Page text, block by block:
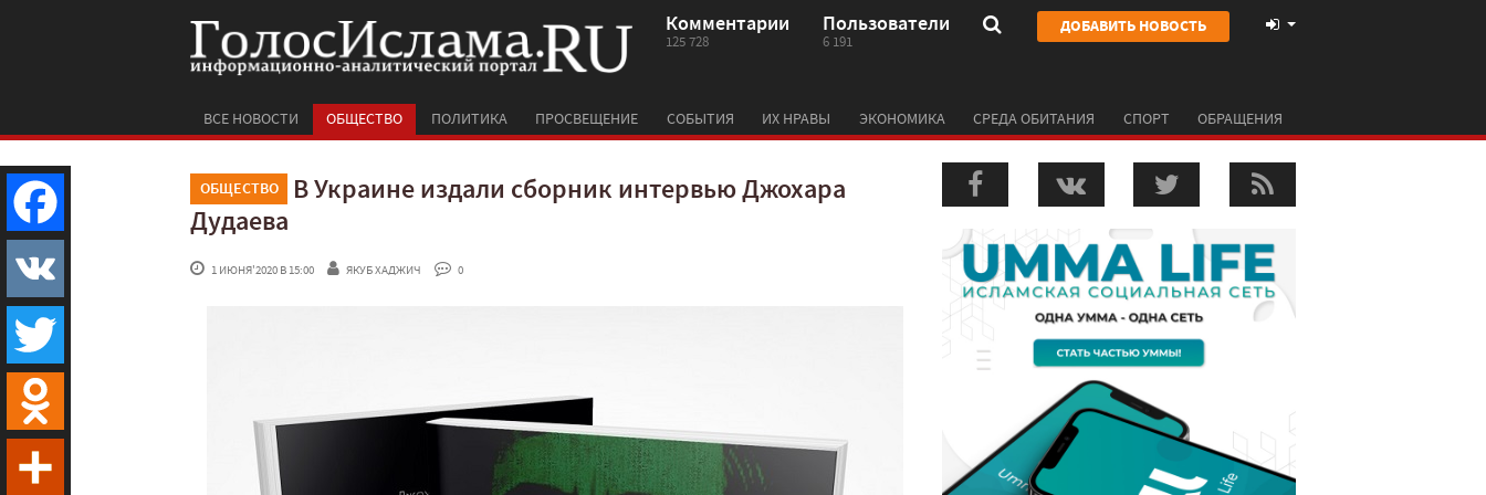
Комментарии
125 728
Пользователи
6 191
ДОБАВИТЬ НОВОСТЬ
ВСЕ НОВОСТИ ОБЩЕСТВО ПОЛИТИКА ПРОСВЕЩЕНИЕ СОБЫТИЯ ИХ НРАВЫ ЭКОНОМИКА СРЕДА ОБИТАНИЯ СПОРТ ОБРАЩЕНИЯ
ОБЩЕСТВО
В Украине издали сборник интервью Джохара
Дудаева
1 ИЮНЯ'2020 В 15:00 ЯКУБ ХАДЖИЧ 0
Facebook
VK
Twitter
Odnoklassniki